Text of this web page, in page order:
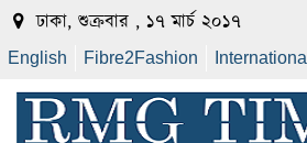
ঢাকা, শুক্রবার , ১৭ মার্চ ২০১৭
English Fibre2Fashion International